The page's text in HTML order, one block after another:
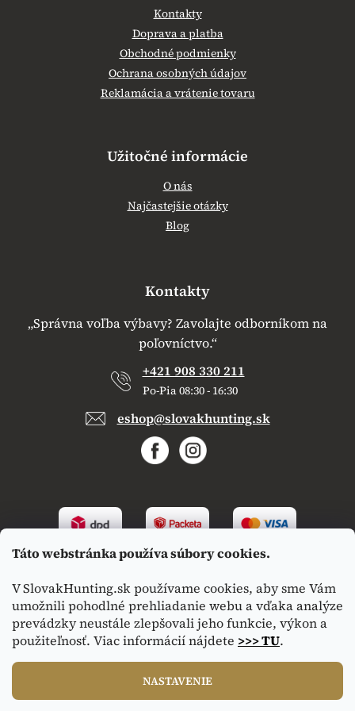
Táto webstránka používa súbory cookies.
V SlovakHunting.sk používame cookies, aby sme Vám
umožnili pohodlné prehliadanie webu a vďaka analýze
prevádzky neustále zlepšovali jeho funkcie, výkon a
použiteľnosť. Viac informácií nájdete >>> TU.
NASTAVENIE
Kontakty
Doprava a platba
Obchodné podmienky
Ochrana osobných údajov
Reklamácia a vrátenie tovaru
Užitočné informácie
O nás
Najčastejšie otázky
Blog
Kontakty
„Správna voľba výbavy? Zavolajte odborníkom na
poľovníctvo.“
+421 908 330 211
Po-Pia 08:30 - 16:30
eshop@slovakhunting.sk